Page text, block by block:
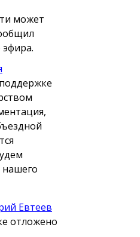
может
нашего
Евтеев
отложено